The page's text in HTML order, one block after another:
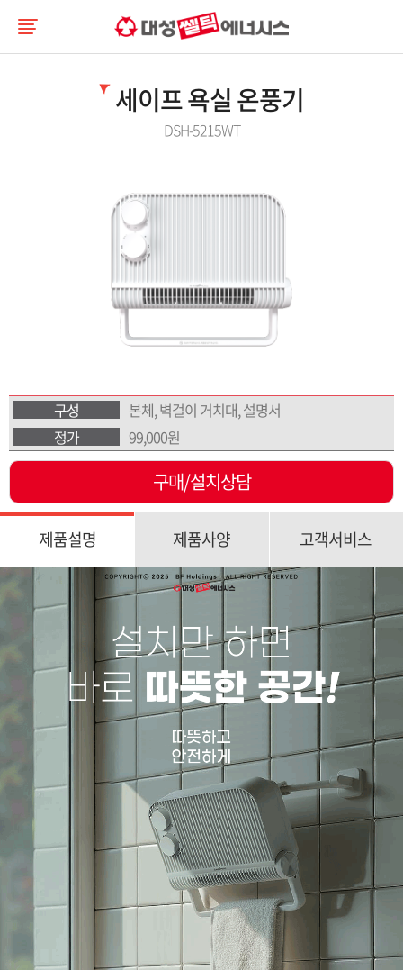
세이프 욕실 온풍기
DSH-5215WT
구성
본체, 벽걸이 거치대, 설명서
정가
99,000원
구매/설치상담
제품설명 제품사양 고객서비스